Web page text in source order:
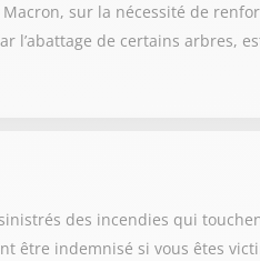
sur la nécessité de
de certains arbres,
des incendies qui
être indemnisé si vous êtes